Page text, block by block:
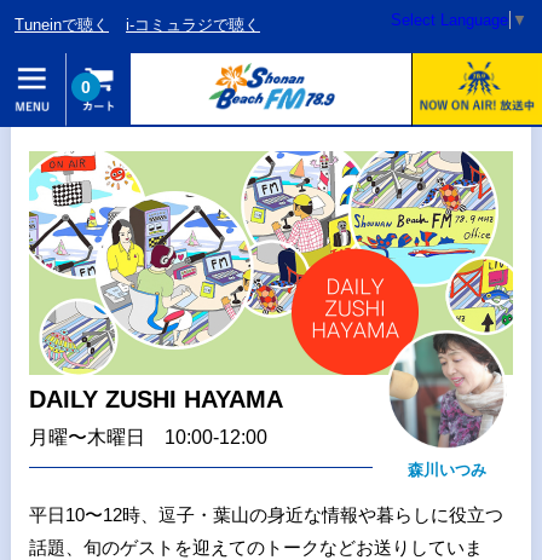
Tuneinで聴く i-コミュラジで聴く Select Language ▼
0
DAILY ZUSHI HAYAMA
月曜〜木曜日 10:00-12:00
森川いつみ
平日10〜12時、逗子・葉山の身近な情報や暮らしに役立つ
話題、旬のゲストを迎えてのトークなどお送りしていま